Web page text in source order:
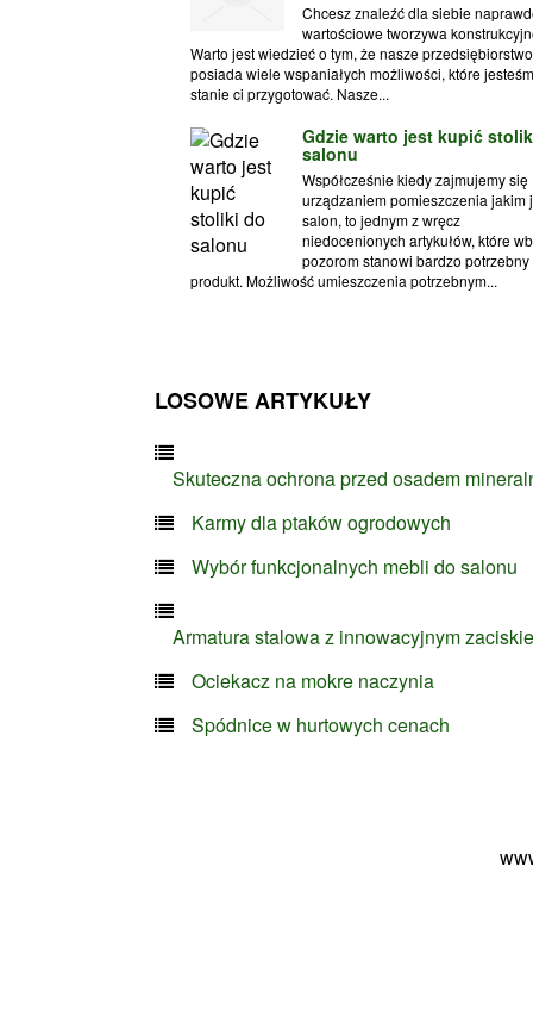
Chcesz znaleźć dla siebie
wartościowe tworzywa
Warto jest wiedzieć o tym, że nasze przedsiębiorstwo
posiada wiele wspaniałych możliwości, które
stanie ci przygotować. Nasze...
Gdzie warto jest kupić
salonu
Współcześnie kiedy zajmujemy się
urządzaniem pomieszczenia jakim
salon, to jednym z wręcz
niedocenionych artykułów, które
pozorom stanowi bardzo potrzebny
produkt. Możliwość umieszczenia potrzebnym...
LOSOWE ARTYKUŁY
Skuteczna ochrona przed osadem
Karmy dla ptaków ogrodowych
Wybór funkcjonalnych mebli do salonu
Armatura stalowa z innowacyjnym
Ociekacz na mokre naczynia
Spódnice w hurtowych cenach